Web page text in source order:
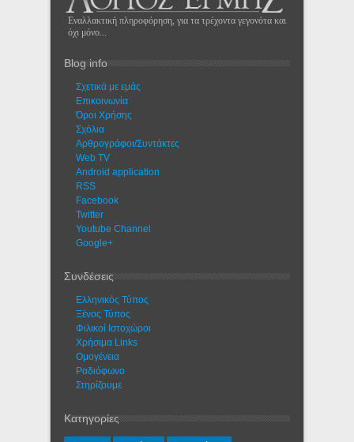
Εναλλακτική πληροφόρηση, για τα τρέχοντα γεγονότα και
όχι μόνο...
Blog info
Σχετικά με εμάς
Eπικοινωνία
Όροι Χρήσης
Σχόλια
Αρθρογράφοι/Συντάκτες
Web TV
Android application
RSS
Facebook
Twitter
Youtube Channel
Google+
Συνδέσεις
Ελληνικός Τύπος
Ξένος Τύπος
Φιλικοί Ιστοχώροι
Χρήσιμα Links
Ομογένεια
Ραδιόφωνο
Στηρίζουμε
Κατηγορίες